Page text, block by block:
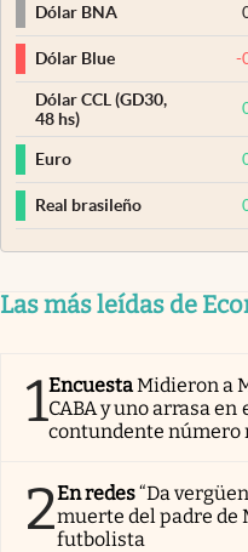
Dólar BNA
Dólar Blue -
Dólar CCL (GD30,
48 hs)
Euro
Real brasileño
Las más leídas de
1EncuestaMidieron a
CABA y uno arrasa
contundente número
2En redes“Da
muerte del padre de
futbolista